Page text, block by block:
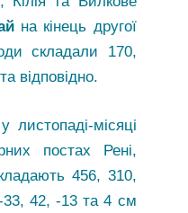
на кінець другої
складали 170,
відповідно.
місяці
постах Рені,
456, 310,
42, -13 та 4 см